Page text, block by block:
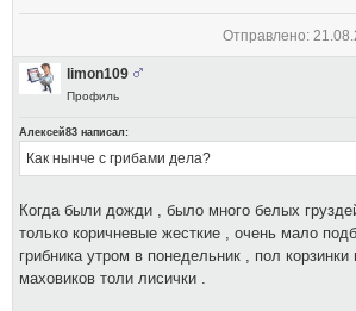
Отправлено:
limon109
Профиль
Алексей83 написал:
Как нынче с грибами дела?
Когда были дожди , было много белых
только коричневые жесткие , очень мало
грибника утром в понедельник , пол корзинки
маховиков толи лисички .